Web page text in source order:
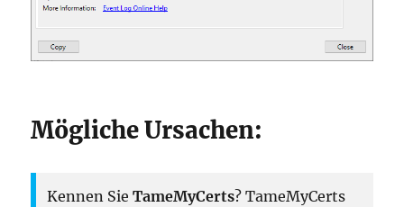
Mögliche Ursachen:
Kennen SieTameMyCerts? TameMyCerts